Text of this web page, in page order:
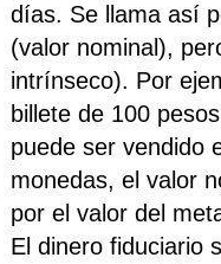
días. Se llama así
(valor nominal),
intrínseco). Por
billete de 100
puede ser vendido
monedas, el valor
por el valor del
El dinero fiduciario